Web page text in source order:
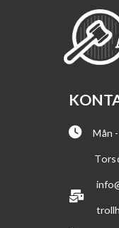
Mån